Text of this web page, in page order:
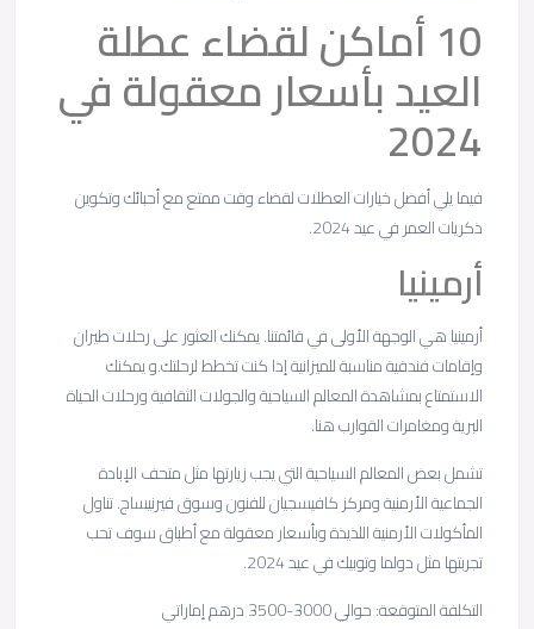
10 أماكن لقضاء عطلة
العيد بأسعار معقولة في
2024
فيما يلي أفضل خيارات العطلات لقضاء وقت ممتع مع أحبائك وتكوين
ذكريات العمر في عيد 2024.
أرمينيا
أرمينيا هي الوجهة الأولى في قائمتنا. يمكنك العثور على رحلات طيران
وإقامات فندقية مناسبة للميزانية إذا كنت تخطط لرحلتك.و يمكنك
الاستمتاع بمشاهدة المعالم السياحية والجولات الثقافية ورحلات الحياة
البرية ومغامرات القوارب هنا.
تشمل بعض المعالم السياحية التي يجب زيارتها مثل متحف الإبادة
الجماعية الأرمنية ومركز كافيسجيان للفنون وسوق فيرنيساج. تناول
المأكولات الأرمنية اللذيذة وبأسعار معقولة مع أطباق سوف تحب
تجربتها مثل دولما وتوبيك في عيد 2024.
التكلفة المتوقعة: حوالي 3000-3500 درهم إماراتي